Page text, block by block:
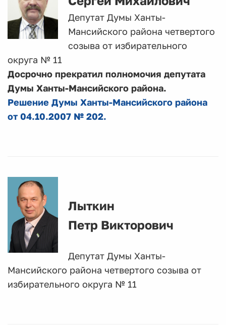
Депутат Думы Ханты-
Мансийского района четвертого
созыва от избирательного
округа № 11
Досрочно прекратил полномочия депутата
Думы Ханты-Мансийского района.
Решение Думы Ханты-Мансийского района
от 04.10.2007 № 202.
Лыткин
Петр Викторович
Депутат Думы Ханты-
Мансийского района четвертого созыва от
избирательного округа № 11